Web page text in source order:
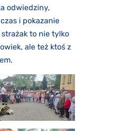
odwiedziny,
i pokazanie
to nie tylko
ale też ktoś z